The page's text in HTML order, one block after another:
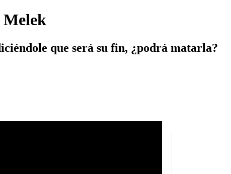
que será su fin, ¿podrá matarla?